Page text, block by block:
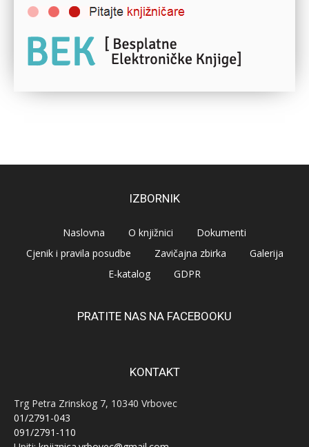
IZBORNIK
Naslovna O knjižnici
Dokumenti
Cjenik i pravila posudbe
Zavičajna zbirka
Galerija
E-katalog
GDPR
PRATITE NAS NA FACEBOOKU
KONTAKT
Trg Petra Zrinskog 7, 10340 Vrbovec
01/2791-043
091/2791-110